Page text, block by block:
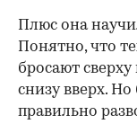
Плюс она
Понятно, что
бросают
снизу вверх.
правильно